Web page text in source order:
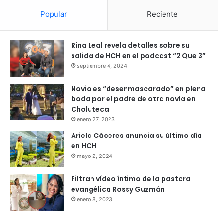
Popular Reciente
Rina Leal revela detalles sobre su
salida de HCH en el podcast “2 Que 3”
septiembre 4, 2024
Novio es “desenmascarado” en plena
boda por el padre de otra novia en
Choluteca
enero 27, 2023
Ariela Cáceres anuncia su último día
en HCH
mayo 2, 2024
Filtran vídeo íntimo de la pastora
evangélica Rossy Guzmán
enero 8, 2023